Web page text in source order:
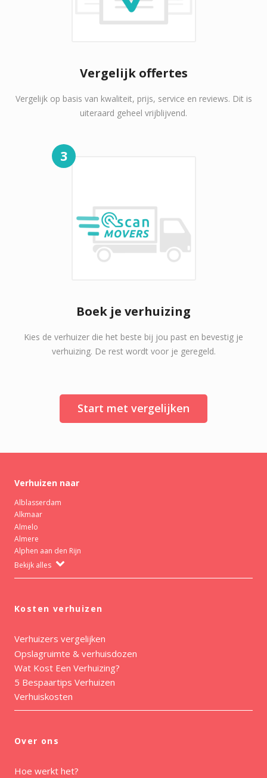
Vergelijk offertes
Vergelijk op basis van kwaliteit, prijs, service en reviews. Dit is
uiteraard geheel vrijblijvend.
3
Boek je verhuizing
Kies de verhuizer die het beste bij jou past en bevestig je
verhuizing. De rest wordt voor je geregeld.
Start met vergelijken
Verhuizen naar
Alblasserdam
Alkmaar
Almelo
Almere
Alphen aan den Rijn
Bekijk alles
Kosten verhuizen
Verhuizers vergelijken
Opslagruimte & verhuisdozen
Wat Kost Een Verhuizing?
5 Bespaartips Verhuizen
Verhuiskosten
Over ons
Hoe werkt het?